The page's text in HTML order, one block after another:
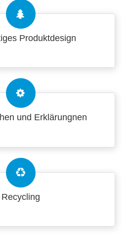
Produktdesign
und Erklärungnen
Recycling